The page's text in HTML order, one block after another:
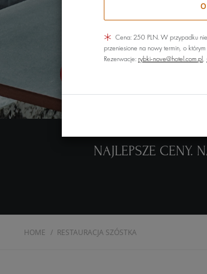
HOME RESTAURACJA SZÓSTKA
NAJLEPSZE CENY.
Cena: 250 PLN. W przypadku
przeniesione na nowy termin, o
Rezerwacje: rybki-nove@hotel.com.pl ,